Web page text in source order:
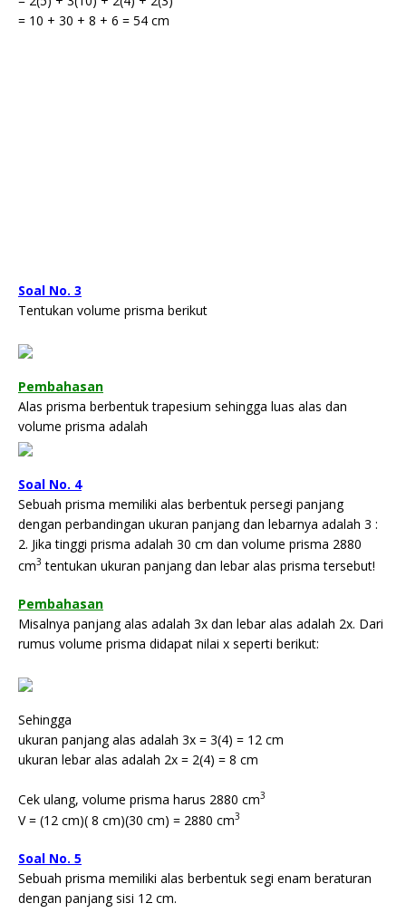
= 10 + 30 + 8 + 6 = 54 cm
Soal No. 3
Tentukan volume prisma berikut
Pembahasan
Alas prisma berbentuk trapesium sehingga luas alas dan
volume prisma adalah
Soal No. 4
Sebuah prisma memiliki alas berbentuk persegi panjang
dengan perbandingan ukuran panjang dan lebarnya adalah 3 :
2. Jika tinggi prisma adalah 30 cm dan volume prisma 2880
cm3 tentukan ukuran panjang dan lebar alas prisma tersebut!
Pembahasan
Misalnya panjang alas adalah 3x dan lebar alas adalah 2x. Dari
rumus volume prisma didapat nilai x seperti berikut:
Sehingga
ukuran panjang alas adalah 3x = 3(4) = 12 cm
ukuran lebar alas adalah 2x = 2(4) = 8 cm
Cek ulang, volume prisma harus 2880 cm3
V = (12 cm)( 8 cm)(30 cm) = 2880 cm3
Soal No. 5
Sebuah prisma memiliki alas berbentuk segi enam beraturan
dengan panjang sisi 12 cm.